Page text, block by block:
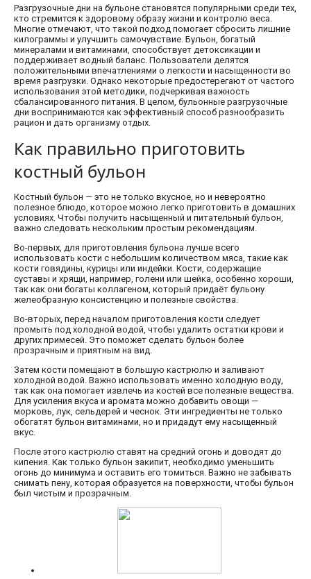
Разгрузочные дни на бульоне становятся популярными среди тех,
кто стремится к здоровому образу жизни и контролю веса.
Многие отмечают, что такой подход помогает сбросить лишние
килограммы и улучшить самочувствие. Бульон, богатый
минералами и витаминами, способствует детоксикации и
поддерживает водный баланс. Пользователи делятся
положительными впечатлениями о легкости и насыщенности во
время разгрузки. Однако некоторые предостерегают от частого
использования этой методики, подчеркивая важность
сбалансированного питания. В целом, бульонные разгрузочные
дни воспринимаются как эффективный способ разнообразить
рацион и дать организму отдых.
Как правильно приготовить
костный бульон
Костный бульон — это не только вкусное, но и невероятно
полезное блюдо, которое можно легко приготовить в домашних
условиях. Чтобы получить насыщенный и питательный бульон,
важно следовать нескольким простым рекомендациям.
Во-первых, для приготовления бульона лучше всего
использовать кости с небольшим количеством мяса, такие как
кости говядины, курицы или индейки. Кости, содержащие
суставы и хрящи, например, голени или шейка, особенно хороши,
так как они богаты коллагеном, который придаёт бульону
желеобразную консистенцию и полезные свойства.
Во-вторых, перед началом приготовления кости следует
промыть под холодной водой, чтобы удалить остатки крови и
других примесей. Это поможет сделать бульон более
прозрачным и приятным на вид.
Затем кости помещают в большую кастрюлю и заливают
холодной водой. Важно использовать именно холодную воду,
так как она помогает извлечь из костей все полезные вещества.
Для усиления вкуса и аромата можно добавить овощи —
морковь, лук, сельдерей и чеснок. Эти ингредиенты не только
обогатят бульон витаминами, но и придадут ему насыщенный
вкус.
После этого кастрюлю ставят на средний огонь и доводят до
кипения. Как только бульон закипит, необходимо уменьшить
огонь до минимума и оставить его томиться. Важно не забывать
снимать пену, которая образуется на поверхности, чтобы бульон
был чистым и прозрачным.